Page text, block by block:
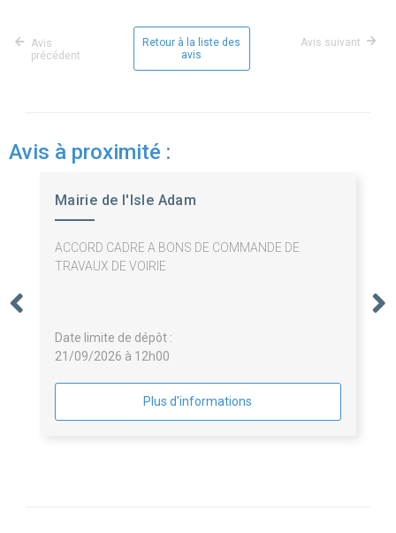
Avis
précédent
Retour à la liste des
avis
Avis suivant
Avis à proximité :
Mairie de l'Isle Adam
ACCORD CADRE A BONS DE COMMANDE DE
TRAVAUX DE VOIRIE
Date limite de dépôt :
21/09/2026 à 12h00
Plus d'informations